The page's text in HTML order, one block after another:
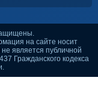
на сайте носит
является публичной
Гражданского кодекса